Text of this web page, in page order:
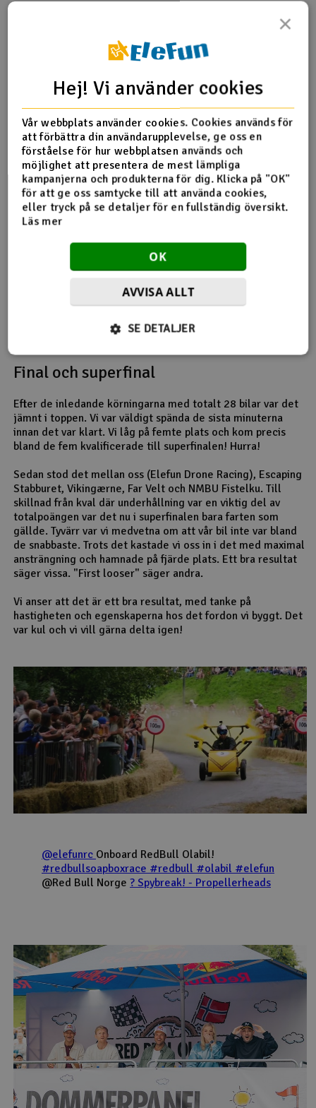
Bilen, eller drona som det jo egentlig var, bygget vi fra
bunnen. Det vi så for oss i hodet måtte skisseres ned,
virkeligheten som vi hadde tenkt, men med modifikasjoner
underveis og kreativitet løste det meste seg. Bilen ble
bygget med en stålramme med veltebøyle, utstyrt med
trillebårhjul. Videre stjal vi bremsesystem og styring fra en
skrotet gocart. Karosseriet ble tilpasset av tynne
finerplater, propellarmene ble satt sammen av avløpsrør,
mens selve propellene ble 3D-printet og avstivet med
karbonstenger.
@elefunrcHvordan bygge RedBull Olabil på 60
#redbullsoapbox
#redbullolabil#olabil#elefunrc? Spybreak! -
Final och superfinal
Efter de inledande körningarna med totalt 28 bilar var det
jämnt i toppen. Vi var väldigt spända de sista minuterna
innan det var klart. Vi låg på femte plats och kom precis
bland de fem kvalificerade till superfinalen! Hurra!
Sedan stod det mellan oss (Elefun Drone Racing), Escaping
Stabburet, Vikingærne, Far Velt och NMBU Fistelku. Till
skillnad från kval där underhållning var en viktig del av
totalpoängen var det nu i superfinalen bara farten som
gällde. Tyvärr var vi medvetna om att vår bil inte var bland
de snabbaste. Trots det kastade vi oss in i det med maximal
ansträngning och hamnade på fjärde plats. Ett bra resultat
säger vissa. "First looser" säger andra.
Vi anser att det är ett bra resultat, med tanke på
hastigheten och egenskaperna hos det fordon vi byggt. Det
var kul och vi vill gärna delta igen!
@elefunrc Onboard RedBull Olabil!
#redbullsoapboxrace #redbull #olabil #elefun
@Red Bull Norge ? Spybreak! - Propellerheads
×
Hej! Vi använder cookies
Vår webbplats använder cookies. Cookies används för
att förbättra din användarupplevelse, ge oss en
förståelse för hur webbplatsen används och
möjlighet att presentera de mest lämpliga
kampanjerna och produkterna för dig. Klicka på "OK"
för att ge oss samtycke till att använda cookies,
eller tryck på se detaljer för en fullständig översikt.
Läs mer
OK
AVVISA ALLT
SE DETALJER